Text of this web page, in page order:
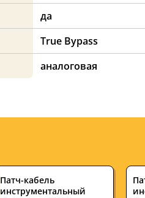
да
True Bypass
аналоговая
Патч-кабель
инструментальный